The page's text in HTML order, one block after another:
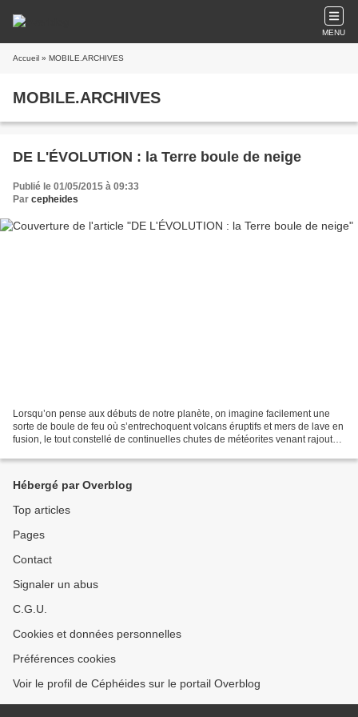
MENU
Accueil » MOBILE.ARCHIVES
MOBILE.ARCHIVES
DE L'ÉVOLUTION : la Terre boule de neige
Publié le 01/05/2015 à 09:33
Par cepheides
Lorsqu’on pense aux débuts de notre planète, on imagine facilement une
sorte de boule de feu où s’entrechoquent volcans éruptifs et mers de lave en
fusion, le tout constellé de continuelles chutes de météorites venant rajouter
Hébergé par Overblog
Top articles
Pages
Contact
Signaler un abus
C.G.U.
Cookies et données personnelles
Préférences cookies
Voir le profil de Céphéides sur le portail Overblog